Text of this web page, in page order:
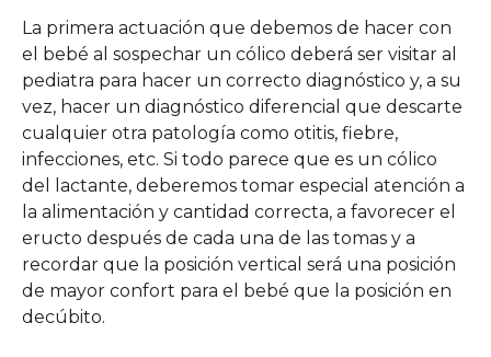
La primera actuación que debemos de hacer con
el bebé al sospechar un cólico deberá ser visitar al
pediatra para hacer un correcto diagnóstico y, a su
vez, hacer un diagnóstico diferencial que descarte
cualquier otra patología como otitis, fiebre,
infecciones, etc. Si todo parece que es un cólico
del lactante, deberemos tomar especial atención a
la alimentación y cantidad correcta, a favorecer el
eructo después de cada una de las tomas y a
recordar que la posición vertical será una posición
de mayor confort para el bebé que la posición en
decúbito.